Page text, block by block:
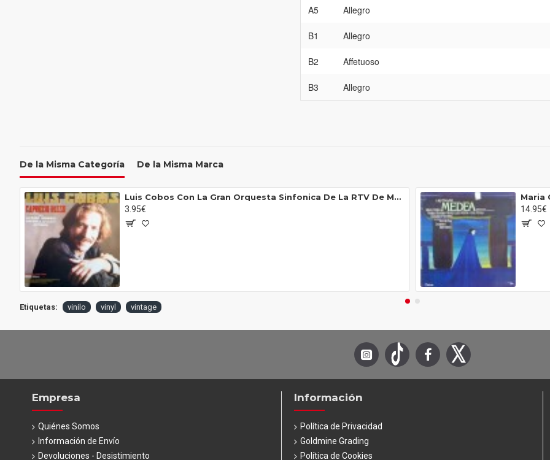
A5 Allegro
B1 Allegro
B2 Affetuoso
B3 Allegro
De la Misma Categoría De la Misma Marca
Luis Cobos Con La Gran Orquesta Sinfonica De La RTV De Moscu - Capriccio Russo (LP)
3.95€
14.95€
Etiquetas: vinilo vinyl vintage
Empresa
Quiénes Somos
Información de Envío
Devoluciones - Desistimiento
Información
Política de Privacidad
Goldmine Grading
Política de Cookies